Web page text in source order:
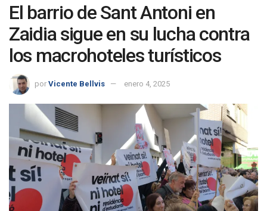
El barrio de Sant Antoni en
Zaidia sigue en su lucha contra
los macrohoteles turísticos
por Vicente Bellvis enero 4, 2025